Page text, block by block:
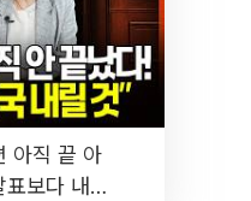
아직 끝 아
보다 내릴